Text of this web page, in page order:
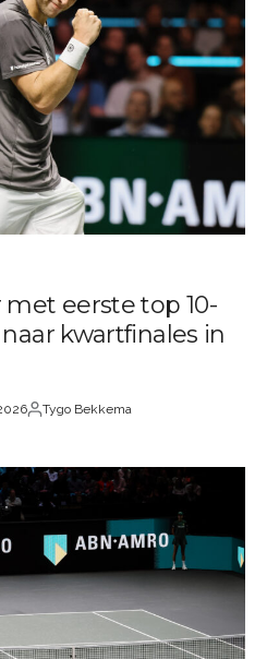
eerste top 10-
kwartfinales in
Geplaatst
Tygo Bekkema